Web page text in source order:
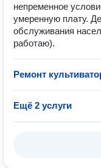
непременное
умеренную плату.
обслуживания
работаю).
Ремонт
Ещё 2 услуги